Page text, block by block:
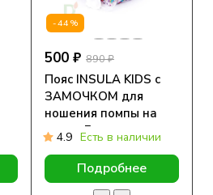
-44%
500 ₽ 890 ₽
Пояс INSULA KIDS с
ЗАМОЧКОМ для
ношения помпы на
талии Единорожка
4.9 Есть в наличии
Подробнее